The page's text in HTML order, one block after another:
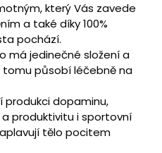
který Vás zavede
a také díky 100%
pochází.
má jedinečné složení a
tomu působí léčebně na
produkci dopaminu,
produktivitu i sportovní
tělo pocitem